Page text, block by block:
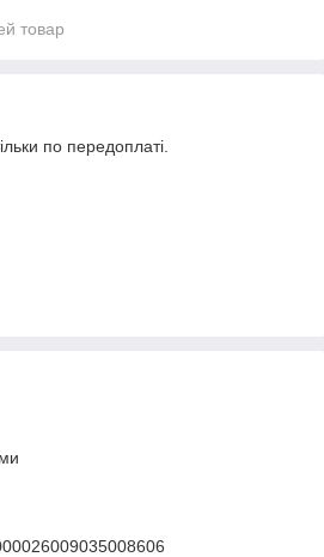
товар
по передоплаті.